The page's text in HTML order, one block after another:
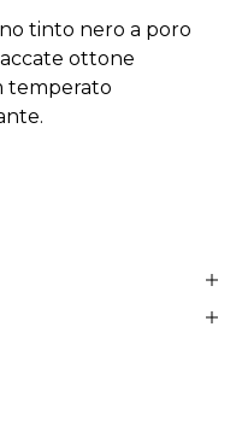
tinto nero a poro
ottone
temperato